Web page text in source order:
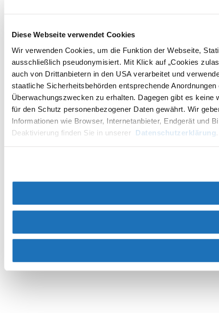
Diese Webseite verwendet Cookies
Wir verwenden Cookies, um die Funktion der Webseite,
ausschließlich pseudonymisiert. Mit Klick auf „Cookies
auch von Drittanbietern in den USA verarbeitet und
staatliche Sicherheitsbehörden entsprechende
Überwachungszwecken zu erhalten. Dagegen gibt es
für den Schutz personenbezogener Daten gewährt. Wir
Informationen wie Browser, Internetanbieter, Endgerät und
Deaktivierung finden Sie in unserer Datenschutzerklärung.